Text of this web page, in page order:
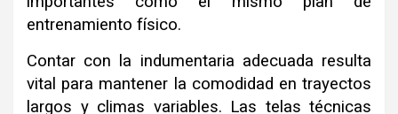
entrenamiento físico.
Contar con la indumentaria adecuada resulta
vital para mantener la comodidad en trayectos
largos y climas variables. Las telas técnicas